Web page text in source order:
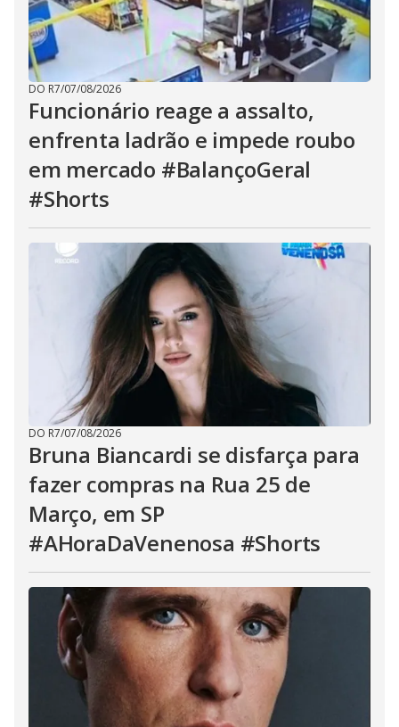
DO R7/07/08/2026
Funcionário reage a assalto,
enfrenta ladrão e impede roubo
em mercado #BalançoGeral
#Shorts
DO R7/07/08/2026
Bruna Biancardi se disfarça para
fazer compras na Rua 25 de
Março, em SP
#AHoraDaVenenosa #Shorts